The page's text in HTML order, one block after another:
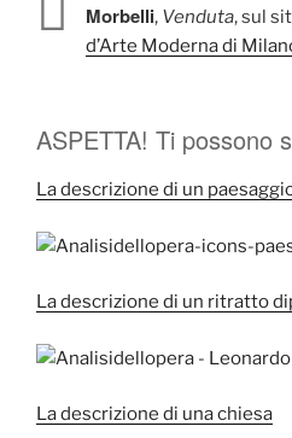
Morbelli, Venduta, sul
d’Arte Moderna di
ASPETTA! Ti possono
La descrizione di un
La descrizione di un ritratto
La descrizione di una chiesa